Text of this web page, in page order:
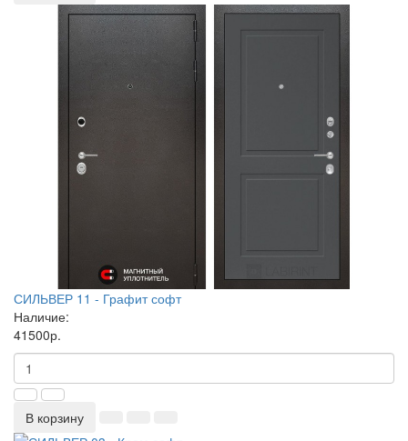
СИЛЬВЕР 11 - Графит софт
Наличие:
41500р.
В корзину